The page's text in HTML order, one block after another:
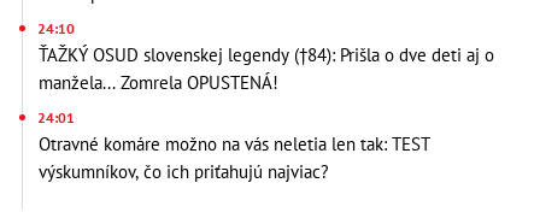
24:10
ŤAŽKÝ OSUD slovenskej legendy (†84): Prišla o dve deti aj o
manžela... Zomrela OPUSTENÁ!
24:01
Otravné komáre možno na vás neletia len tak: TEST
výskumníkov, čo ich priťahujú najviac?